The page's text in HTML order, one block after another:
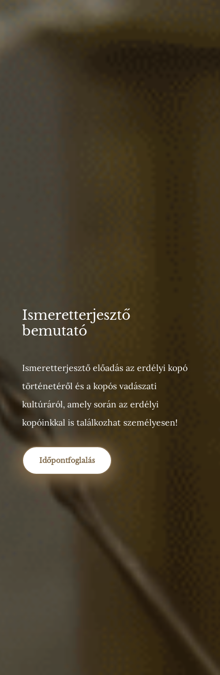
Ismeretterjesztő
bemutató
Ismeretterjesztő előadás az erdélyi kopó
történetéről és a kopós vadászati
kultúráról, amely során az erdélyi
kopóinkkal is találkozhat személyesen!
Időpontfoglalás